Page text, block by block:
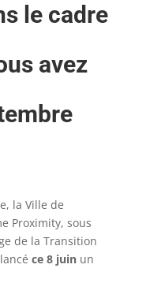
le cadre
avez
la Ville de
Proximity, sous
de la Transition
ce 8 juinun